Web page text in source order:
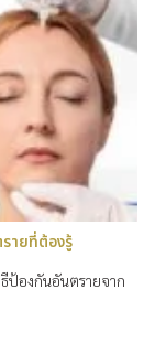
ายที่ต้องรู้
ป้องกันอันตรายจาก